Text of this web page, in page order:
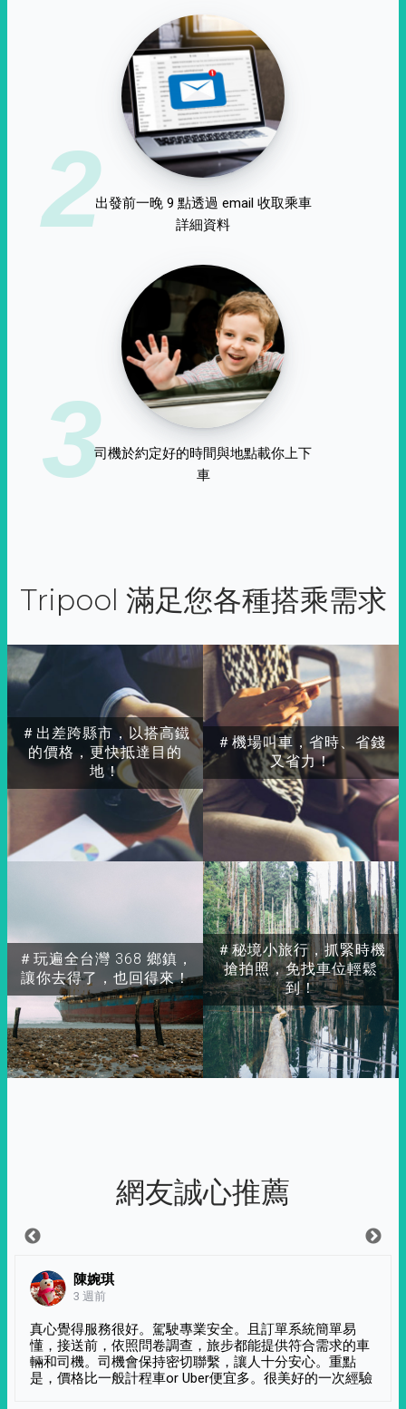
2出發前一晚 9 點透過 email 收取乘車
詳細資料
3司機於約定好的時間與地點載你上下
車
Tripool 滿足您各種搭乘需求
＃出差跨縣市，以搭高鐵
的價格，更快抵達目的
地！
＃玩遍全台灣 368 鄉鎮，
讓你去得了，也回得來！
＃秘境小旅行，抓緊時機
搶拍照，免找車位輕鬆
到！
＃機場叫車，省時、省錢
又省力！
網友誠心推薦
陳婉琪
3 週前
真心覺得服務很好。駕駛專業安全。且訂單系統簡單易
懂，接送前，依照問卷調查，旅步都能提供符合需求的車
輛和司機。司機會保持密切聯繫，讓人十分安心。重點
是，價格比一般計程車or Uber便宜多。很美好的一次經驗